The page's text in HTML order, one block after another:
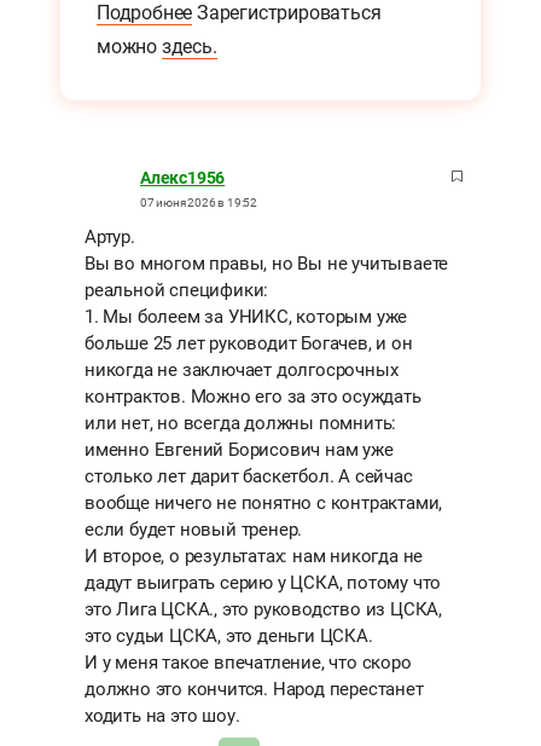
Подробнее Зарегистрироваться
можно здесь.
Алекс1956
07 июня 2026 в 19:52
Артур.
Вы во многом правы, но Вы не учитываете
реальной специфики:
1. Мы болеем за УНИКС, которым уже
больше 25 лет руководит Богачев, и он
никогда не заключает долгосрочных
контрактов. Можно его за это осуждать
или нет, но всегда должны помнить:
именно Евгений Борисович нам уже
столько лет дарит баскетбол. А сейчас
вообще ничего не понятно с контрактами,
если будет новый тренер.
И второе, о результатах: нам никогда не
дадут выиграть серию у ЦСКА, потому что
это Лига ЦСКА., это руководство из ЦСКА,
это судьи ЦСКА, это деньги ЦСКА.
И у меня такое впечатление, что скоро
должно это кончится. Народ перестанет
ходить на это шоу.